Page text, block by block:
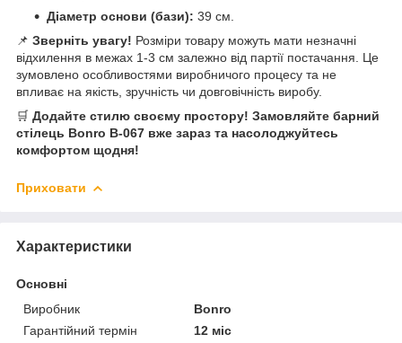
Діаметр основи (бази): 39 см.
📌 Зверніть увагу! Розміри товару можуть мати незначні
відхилення в межах 1-3 см залежно від партії постачання. Це
зумовлено особливостями виробничого процесу та не
впливає на якість, зручність чи довговічність виробу.
🛒 Додайте стилю своєму простору! Замовляйте барний
стілець Bonro B-067 вже зараз та насолоджуйтесь
комфортом щодня!
Приховати
Характеристики
Основні
Виробник
Bonro
Гарантійний термін
12 міс